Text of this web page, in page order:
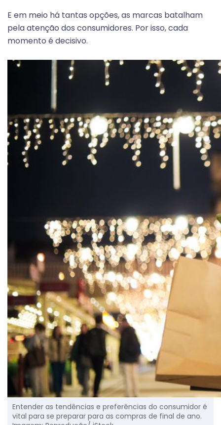
E em meio há tantas opções, as marcas batalham
pela atenção dos consumidores. Por isso, cada
momento é decisivo.
Entender as tendências e preferências do consumidor é
vital para se preparar para as compras de final de ano.